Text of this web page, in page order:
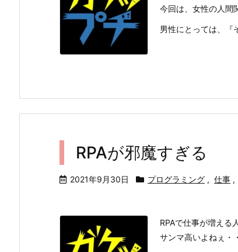
今回は、女性の人間
男性にとっては、『
RPAが邪魔すぎる
2021年9月30日 プログラミング , 仕事 ,
RPAで仕事が増える
サンマ高いよねぇ・